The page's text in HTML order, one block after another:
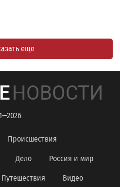
еще
НОВОСТИ
Происшествия
Дело Россия и мир
Путешествия Видео